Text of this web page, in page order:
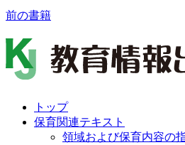
前の書籍
トップ
保育関連テキスト
領域および保育内容の